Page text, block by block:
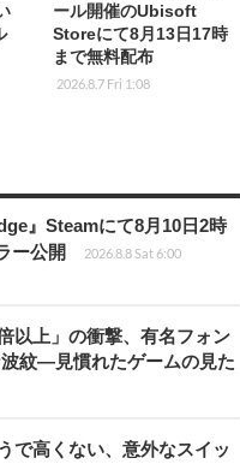
ール開催のUbisoft
Storeにて8月13日17時
まで無料配布
2026.8.7 Fri 1:08
』Steamにて8月10日2時
ー公開
2026.8.8 Sat 6:00
以上」の衝撃、有名フォン
紋―見慣れたゲームの見た
で高くない、意外なスイッ